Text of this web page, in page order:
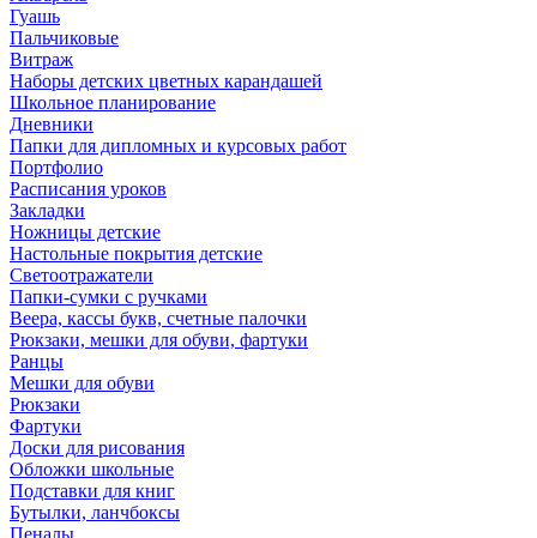
Гуашь
Пальчиковые
Витраж
Наборы детских цветных карандашей
Школьное планирование
Дневники
Папки для дипломных и курсовых работ
Портфолио
Расписания уроков
Закладки
Ножницы детские
Настольные покрытия детские
Светоотражатели
Папки-сумки с ручками
Веера, кассы букв, счетные палочки
Рюкзаки, мешки для обуви, фартуки
Ранцы
Мешки для обуви
Рюкзаки
Фартуки
Доски для рисования
Обложки школьные
Подставки для книг
Бутылки, ланчбоксы
Пеналы